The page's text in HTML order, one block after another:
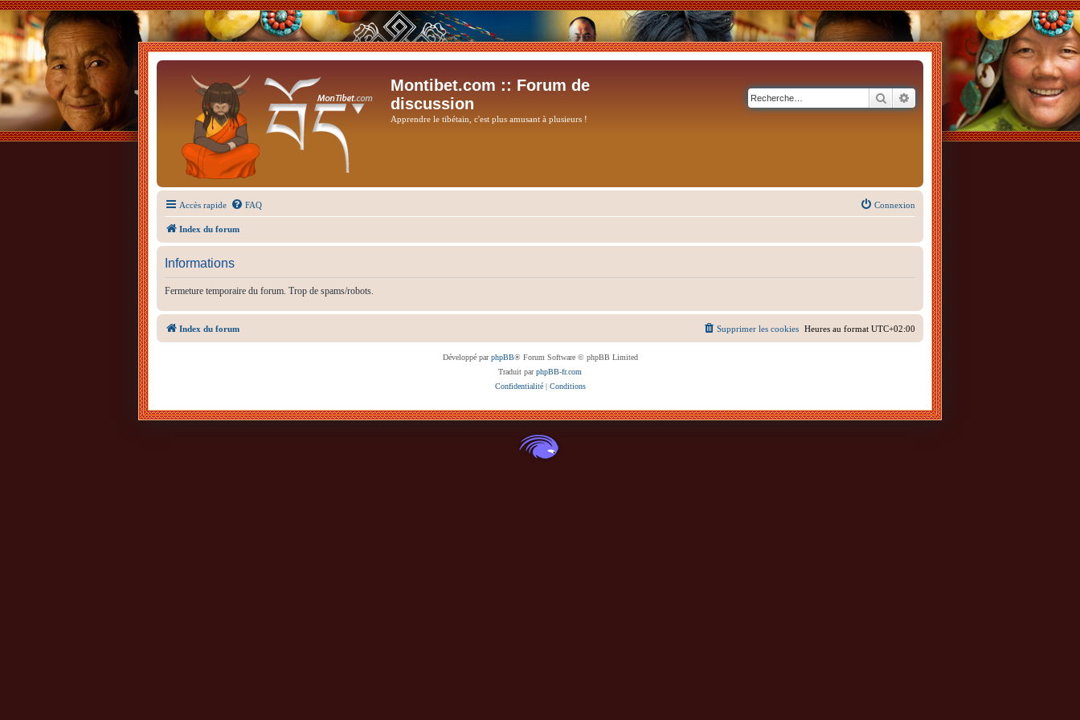
Montibet.com :: Forum de
discussion
Apprendre le tibétain, c'est plus amusant à plusieurs !
RechercherRecherche avancée
Accès rapide FAQ Connexion
Index du forum
Informations
Fermeture temporaire du forum. Trop de spams/robots.
Index du forum Heures au format UTC+02:00
Supprimer les cookies
Développé parphpBB® Forum Software © phpBB Limited
Traduit parphpBB-fr.com
Confidentialité| Conditions